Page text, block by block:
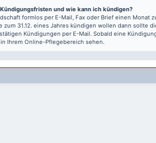
und wie kann ich kündigen?
formlos per E-Mail, Fax oder Brief einen Monat
zum 31.12. eines Jahres kündigen wollen dann sollte
Kündigungen per E-Mail. Sobald eine
Ihrem Online-Pflegebereich sehen.